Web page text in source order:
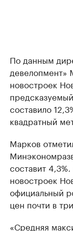
По данным
новостроек
составило
квадратный
Марков
составит
новостроек
официальный
цен почти в
«Средняя